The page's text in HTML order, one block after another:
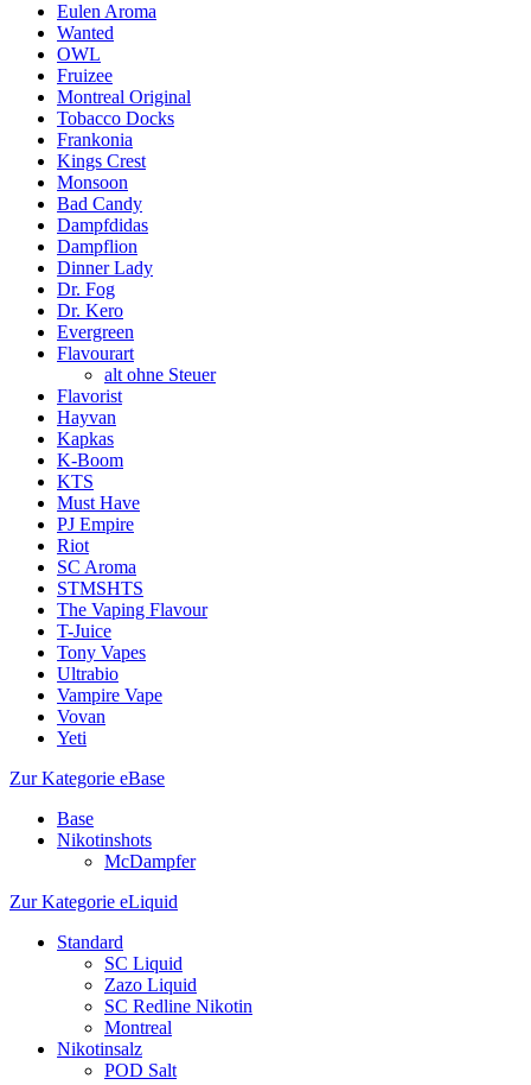
Eulen Aroma
Wanted
OWL
Fruizee
Montreal Original
Tobacco Docks
Frankonia
Kings Crest
Monsoon
Bad Candy
Dampfdidas
Dampflion
Dinner Lady
Dr. Fog
Dr. Kero
Evergreen
Flavourart
alt ohne Steuer
Flavorist
Hayvan
Kapkas
K-Boom
KTS
Must Have
PJ Empire
Riot
SC Aroma
STMSHTS
The Vaping Flavour
T-Juice
Tony Vapes
Ultrabio
Vampire Vape
Vovan
Yeti
Zur Kategorie eBase
Base
Nikotinshots
McDampfer
Zur Kategorie eLiquid
Standard
SC Liquid
Zazo Liquid
SC Redline Nikotin
Montreal
Nikotinsalz
POD Salt